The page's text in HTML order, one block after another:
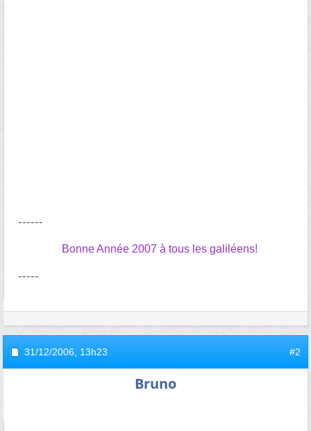
------
Bonne Année 2007 à tous les galiléens!
-----
31/12/2006, 13h23 #2
Bruno